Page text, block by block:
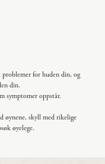
for huden din, og
din.
symptomer oppstår.
øynene, skyll med rikelige
øyelege.